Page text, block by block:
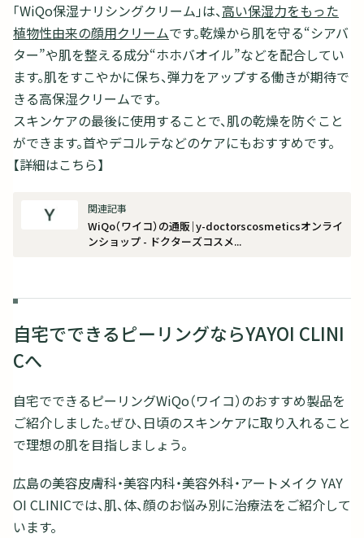
「WiQo保湿ナリシングクリーム」は、高い保湿力をもった
植物性由来の顔用クリームです。乾燥から肌を守る“シアバ
ター”や肌を整える成分“ホホバオイル”などを配合してい
ます。肌をすこやかに保ち、弾力をアップする働きが期待で
きる高保湿クリームです。
スキンケアの最後に使用することで、肌の乾燥を防ぐこと
ができます。首やデコルテなどのケアにもおすすめです。
【詳細はこちら】
WiQo（ワイコ）の通販｜y-doctorscosmeticsオンライ
ンショップ - ドクターズコスメ...
自宅でできるピーリングならYAYOI CLINI
Cへ
自宅でできるピーリングWiQo（ワイコ）のおすすめ製品を
ご紹介しました。ぜひ、日頃のスキンケアに取り入れること
で理想の肌を目指しましょう。
広島の美容皮膚科・美容内科・美容外科・アートメイク YAY
OI CLINICでは、肌、体、顔のお悩み別に治療法をご紹介して
います。